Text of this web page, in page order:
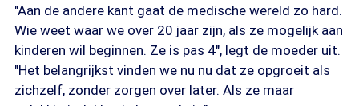
"Aan de andere kant gaat de medische wereld zo hard.
Wie weet waar we over 20 jaar zijn, als ze mogelijk aan
kinderen wil beginnen. Ze is pas 4", legt de moeder uit.
"Het belangrijkst vinden we nu nu dat ze opgroeit als
zichzelf, zonder zorgen over later. Als ze maar